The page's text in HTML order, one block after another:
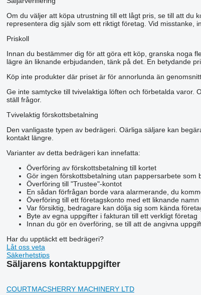
Om du väljer att köpa utrustning till ett lågt pris, se till att du
representera dig själv som ett riktigt företag. Vid misstanke,
Priskoll
Innan du bestämmer dig för att göra ett köp, granska noga
lägre än liknande erbjudanden, tänk på det. En betydande
Köp inte produkter där priset är för annorlunda än
Ge inte samtycke till tvivelaktiga löften och förbetalda
ställ frågor.
Tvivelaktig förskottsbetalning
Den vanligaste typen av bedrägeri. Oärliga säljare kan
kontakt längre.
Varianter av detta bedrägeri kan innefatta:
Överföring av förskottsbetalning till kortet
Gör ingen förskottsbetalning utan pappersarbete som
Överföring till "Trustee"-kontot
En sådan förfrågan borde vara alarmerande, du
Överföring till ett företagskonto med ett liknande namn
Var försiktig, bedragare kan dölja sig som kända
Byte av egna uppgifter i fakturan till ett verkligt företag
Innan du gör en överföring, se till att de angivna
Har du upptäckt ett bedrägeri?
Låt oss veta
Säkerhetstips
Säljarens kontaktuppgifter
COURTMACSHERRY MACHINERY LTD